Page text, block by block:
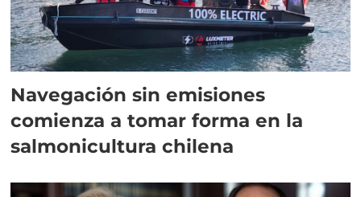
Navegación sin emisiones
comienza a tomar forma en la
salmonicultura chilena